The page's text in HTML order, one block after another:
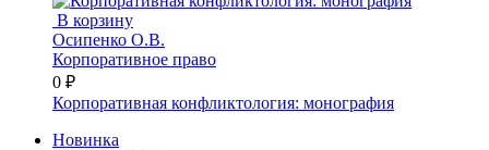
В корзину
Осипенко О.В.
Корпоративное право
0 ₽
Корпоративная конфликтология: монография
Новинка